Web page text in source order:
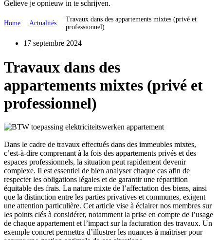
Gelieve je opnieuw in te schrijven.
Home Actualités
Travaux dans des appartements mixtes (privé et
professionnel)
17 septembre 2024
Travaux dans des
appartements mixtes (privé et
professionnel)
Dans le cadre de travaux effectués dans des immeubles mixtes,
c’est-à-dire comprenant à la fois des appartements privés et des
espaces professionnels, la situation peut rapidement devenir
complexe. Il est essentiel de bien analyser chaque cas afin de
respecter les obligations légales et de garantir une répartition
équitable des frais. La nature mixte de l’affectation des biens, ainsi
que la distinction entre les parties privatives et communes, exigent
une attention particulière. Cet article vise à éclairer nos membres sur
les points clés à considérer, notamment la prise en compte de l’usage
de chaque appartement et l’impact sur la facturation des travaux. Un
exemple concret permettra d’illustrer les nuances à maîtriser pour